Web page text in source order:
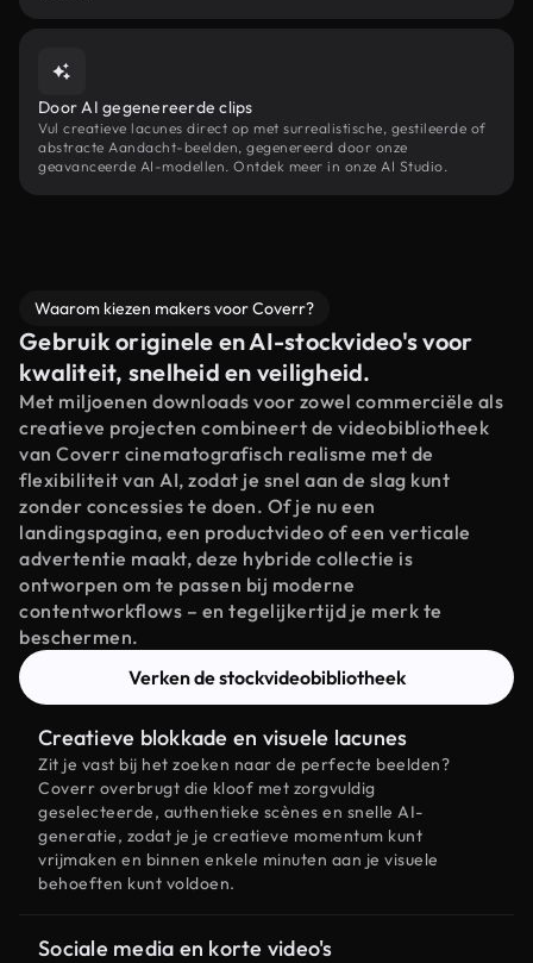
Door AI gegenereerde clips
Vul creatieve lacunes direct op met surrealistische, gestileerde of
abstracte Aandacht-beelden, gegenereerd door onze
geavanceerde AI-modellen. Ontdek meer in onze AI Studio.
Waarom kiezen makers voor Coverr?
Gebruik originele en AI-stockvideo's voor
kwaliteit, snelheid en veiligheid.
Met miljoenen downloads voor zowel commerciële als
creatieve projecten combineert de videobibliotheek
van Coverr cinematografisch realisme met de
flexibiliteit van AI, zodat je snel aan de slag kunt
zonder concessies te doen. Of je nu een
landingspagina, een productvideo of een verticale
advertentie maakt, deze hybride collectie is
ontworpen om te passen bij moderne
contentworkflows – en tegelijkertijd je merk te
beschermen.
Verken de stockvideobibliotheek
Creatieve blokkade en visuele lacunes
Zit je vast bij het zoeken naar de perfecte beelden?
Coverr overbrugt die kloof met zorgvuldig
geselecteerde, authentieke scènes en snelle AI-
generatie, zodat je je creatieve momentum kunt
vrijmaken en binnen enkele minuten aan je visuele
behoeften kunt voldoen.
Sociale media en korte video's